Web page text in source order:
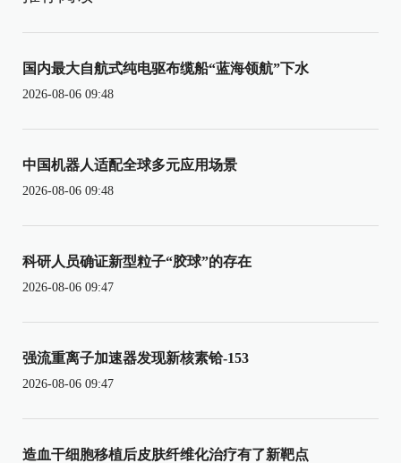
国内最大自航式纯电驱布缆船“蓝海领航”下水
2026-08-06 09:48
中国机器人适配全球多元应用场景
2026-08-06 09:48
科研人员确证新型粒子“胶球”的存在
2026-08-06 09:47
强流重离子加速器发现新核素铪-153
2026-08-06 09:47
造血干细胞移植后皮肤纤维化治疗有了新靶点